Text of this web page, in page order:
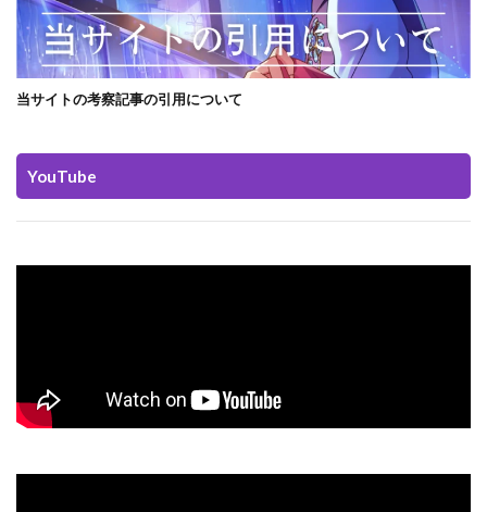
当サイトの考察記事の引用について
YouTube